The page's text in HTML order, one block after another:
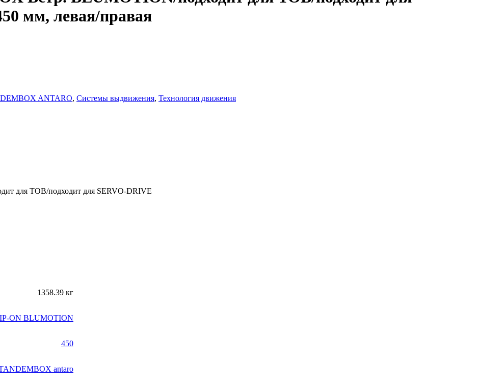
мм, левая/правая
ANTARO, Системы выдвижения, Технология движения
для TOB/подходит для SERVO-DRIVE
1358.39 кг
ON BLUMOTION
450
antaro